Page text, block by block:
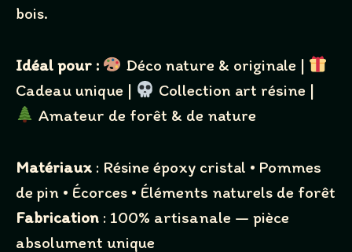
bois.
Idéal pour :
Déco nature & originale |
Cadeau unique |
Collection art résine |
Amateur de forêt & de nature
Matériaux : Résine époxy cristal • Pommes
de pin • Écorces • Éléments naturels de forêt
Fabrication : 100% artisanale — pièce
absolument unique
We are processing it and it will appear on the store